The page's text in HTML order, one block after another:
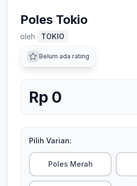
Poles Tokio
oleh TOKIO
Belum ada rating
Rp 0
Pilih Varian:
Poles Merah